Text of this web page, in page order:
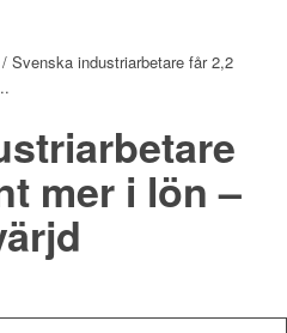
/ Svenska industriarbetare får 2,2
mer i lön –